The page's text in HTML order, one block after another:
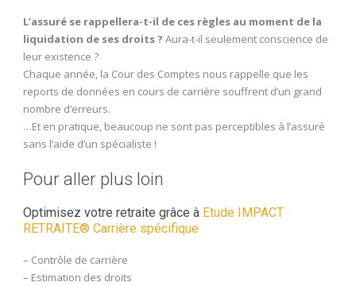
L’assuré se rappellera-t-il de ces règles au moment de la
liquidation de ses droits ? Aura-t-il seulement conscience de
leur existence ?
Chaque année, la Cour des Comptes nous rappelle que les
reports de données en cours de carrière souffrent d’un grand
nombre d’erreurs.
…Et en pratique, beaucoup ne sont pas perceptibles à l’assuré
sans l’aide d’un spécialiste !
Pour aller plus loin
Optimisez votre retraite grâce à Etude IMPACT
RETRAITE® Carrière spécifique
– Contrôle de carrière
– Estimation des droits